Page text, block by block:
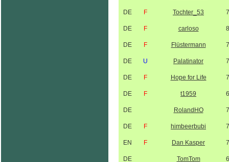
DE F Tochter_53
DE F carloso
DE F Flüstermann
DE U Palatinator
DE F Hope for Life
DE F t1959
DE RolandHO
DE F himbeerbubi
EN F Dan Kasper
DE TomTom